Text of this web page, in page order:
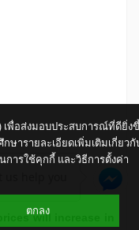
will increase in
เพื่อส่งมอบประสบการณ์ที่ดียิ่ง
ารายละเอียดเพิ่มเติมเกี่ยวกั
การใช้คุกกี้ และวิธีการตั้งค่า
ตกลง